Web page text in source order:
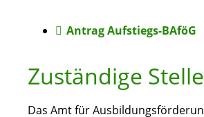
Antrag Aufstiegs-BAföG
Zuständige Stelle
Das Amt für